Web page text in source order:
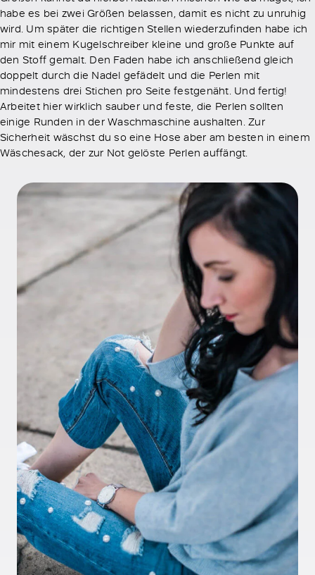
habe es bei zwei Größen belassen, damit es nicht zu unruhig
wird. Um später die richtigen Stellen wiederzufinden habe ich
mir mit einem Kugelschreiber kleine und große Punkte auf
den Stoff gemalt. Den Faden habe ich anschließend gleich
doppelt durch die Nadel gefädelt und die Perlen mit
mindestens drei Stichen pro Seite festgenäht. Und fertig!
Arbeitet hier wirklich sauber und feste, die Perlen sollten
einige Runden in der Waschmaschine aushalten. Zur
Sicherheit wäschst du so eine Hose aber am besten in einem
Wäschesack, der zur Not gelöste Perlen auffängt.